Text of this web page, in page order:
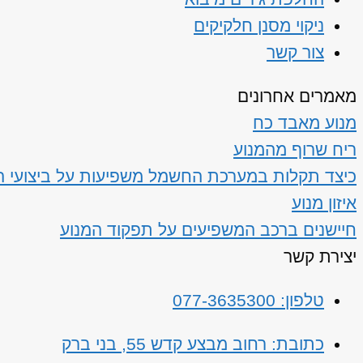
ניקוי מסנן חלקיקים
צור קשר
מאמרים אחרונים
מנוע מאבד כח
ריח שרוף מהמנוע
כיצד תקלות במערכת החשמל משפיעות על ביצועי
איזון מנוע
חיישנים ברכב המשפיעים על תפקוד המנוע
יצירת קשר
טלפון: 077-3635300
כתובת: רחוב מבצע קדש 55, בני ברק